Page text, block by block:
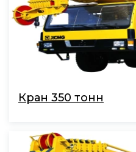
Кран 350 тонн